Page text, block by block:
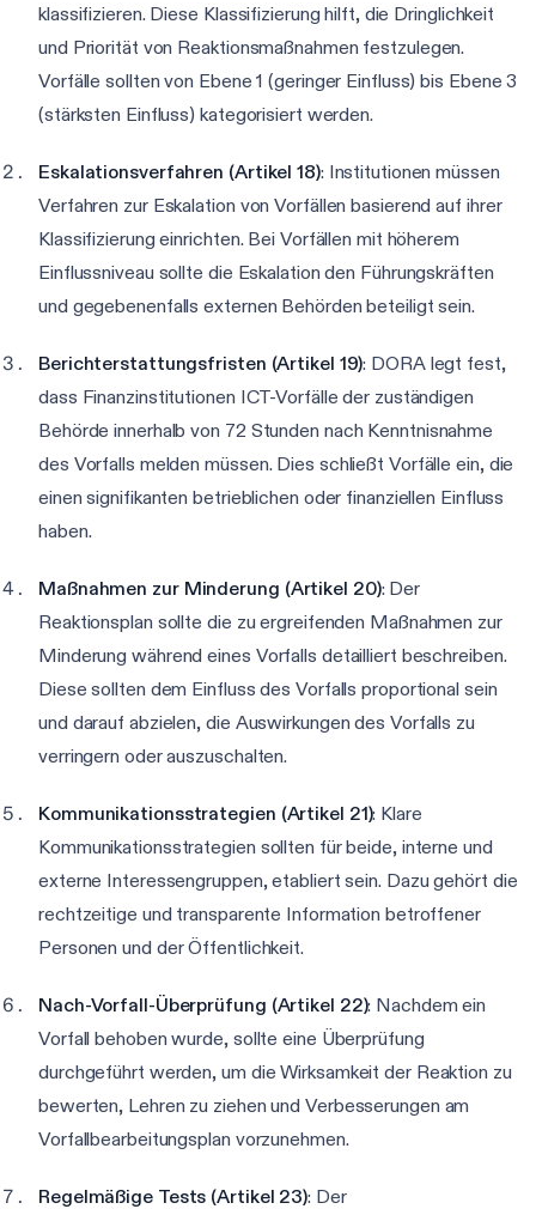
klassifizieren. Diese Klassifizierung hilft, die Dringlichkeit
und Priorität von Reaktionsmaßnahmen festzulegen.
Vorfälle sollten von Ebene 1 (geringer Einfluss) bis Ebene 3
(stärksten Einfluss) kategorisiert werden.
Eskalationsverfahren (Artikel 18): Institutionen müssen
Verfahren zur Eskalation von Vorfällen basierend auf ihrer
Klassifizierung einrichten. Bei Vorfällen mit höherem
Einflussniveau sollte die Eskalation den Führungskräften
und gegebenenfalls externen Behörden beteiligt sein.
Berichterstattungsfristen (Artikel 19): DORA legt fest,
dass Finanzinstitutionen ICT-Vorfälle der zuständigen
Behörde innerhalb von 72 Stunden nach Kenntnisnahme
des Vorfalls melden müssen. Dies schließt Vorfälle ein, die
einen signifikanten betrieblichen oder finanziellen Einfluss
haben.
Maßnahmen zur Minderung (Artikel 20): Der
Reaktionsplan sollte die zu ergreifenden Maßnahmen zur
Minderung während eines Vorfalls detailliert beschreiben.
Diese sollten dem Einfluss des Vorfalls proportional sein
und darauf abzielen, die Auswirkungen des Vorfalls zu
verringern oder auszuschalten.
Kommunikationsstrategien (Artikel 21): Klare
Kommunikationsstrategien sollten für beide, interne und
externe Interessengruppen, etabliert sein. Dazu gehört die
rechtzeitige und transparente Information betroffener
Personen und der Öffentlichkeit.
Nach-Vorfall-Überprüfung (Artikel 22): Nachdem ein
Vorfall behoben wurde, sollte eine Überprüfung
durchgeführt werden, um die Wirksamkeit der Reaktion zu
bewerten, Lehren zu ziehen und Verbesserungen am
Vorfallbearbeitungsplan vorzunehmen.
Regelmäßige Tests (Artikel 23): Der